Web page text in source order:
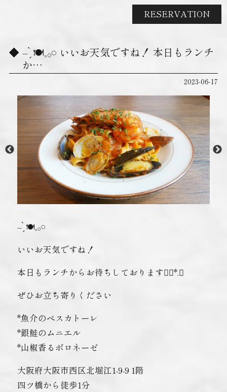
RESERVATION
– ̗̀ 🍽𓈒𓂂𓏸 いいお天気ですね！ 本日もランチ
か…
2023-06-17
– ̗̀ 🍽𓈒𓂂𓏸
いいお天気ですね！
本日もランチからお待ちしております❁⃘*.ﾟ
ぜひお立ち寄りください
*魚介のペスカトーレ
*銀鮭のムニエル
*山椒香るボロネーゼ
大阪府大阪市西区北堀江1-9-9 1階
四ツ橋から徒歩1分